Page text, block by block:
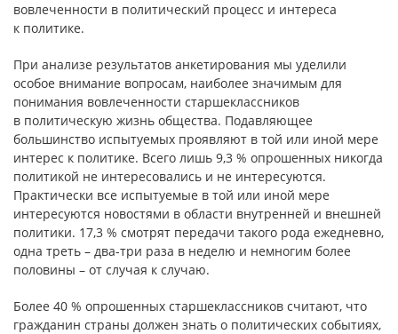
вовлеченности в политический процесс и интереса
к политике.
При анализе результатов анкетирования мы уделили
особое внимание вопросам, наиболее значимым для
понимания вовлеченности старшеклассников
в политическую жизнь общества. Подавляющее
большинство испытуемых проявляют в той или иной мере
интерес к политике. Всего лишь 9,3 % опрошенных никогда
политикой не интересовались и не интересуются.
Практически все испытуемые в той или иной мере
интересуются новостями в области внутренней и внешней
политики. 17,3 % смотрят передачи такого рода ежедневно,
одна треть – два-три раза в неделю и немногим более
половины – от случая к случаю.
Более 40 % опрошенных старшеклассников считают, что
гражданин страны должен знать о политических событиях,